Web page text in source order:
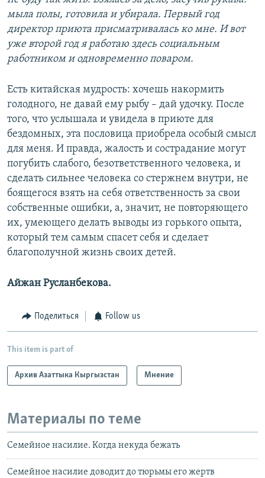
мыла полы, готовила и убирала. Первый год
директор приюта присматривалась ко мне. И вот
уже второй год я работаю здесь социальным
работником и одновременно поваром.
Есть китайская мудрость: хочешь накормить
голодного, не давай ему рыбу – дай удочку. После
того, что услышала и увидела в приюте для
бездомных, эта пословица приобрела особый смысл
для меня. И правда, жалость и сострадание могут
погубить слабого, безответственного человека, и
сделать сильнее человека со стержнем внутри, не
боящегося взять на себя ответственность за свои
собственные ошибки, а, значит, не повторяющего
их, умеющего делать выводы из горького опыта,
который тем самым спасет себя и сделает
благополучной жизнь своих детей.
Айжан Русланбекова.
Поделиться Follow us
This item is part of
Архив Азаттыка Кыргызстан Мнение
Материалы по теме
Семейное насилие. Когда некуда бежать
Семейное насилие доводит до тюрьмы его жертв